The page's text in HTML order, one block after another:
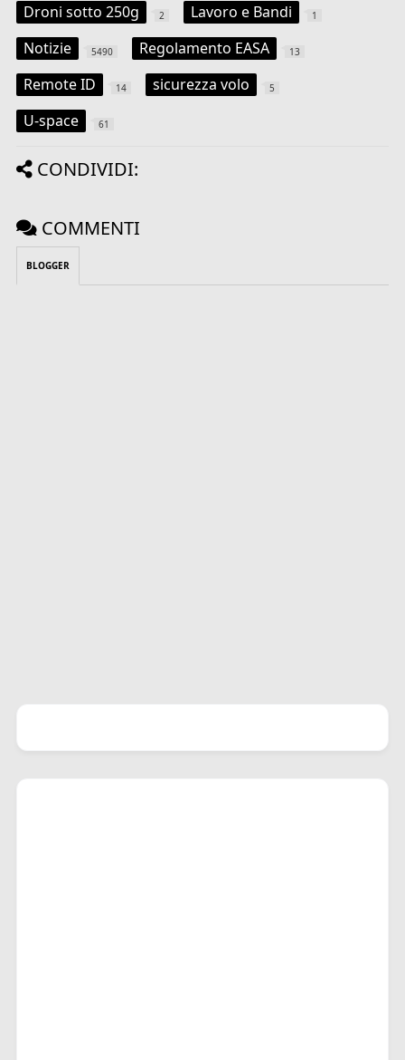
Droni sotto 250g 2 Lavoro e Bandi 1
Notizie 5490 Regolamento EASA 13
Remote ID 14 sicurezza volo 5
U-space 61
CONDIVIDI:
COMMENTI
BLOGGER